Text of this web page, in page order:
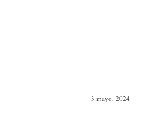
3 mayo, 2024